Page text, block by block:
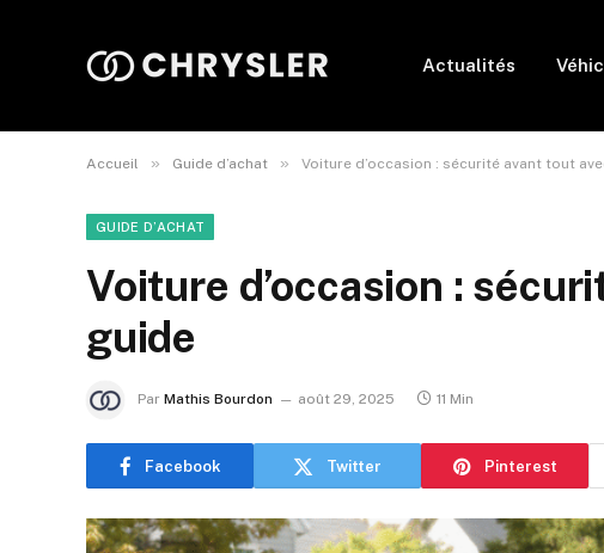
Actualités
Accueil » Guide d’achat » Voiture d’occasion : sécurité avant tout
GUIDE D’ACHAT
Voiture d’occasion :
guide
Par Mathis Bourdon août 29, 2025 11 Min
Facebook Twitter Pinterest